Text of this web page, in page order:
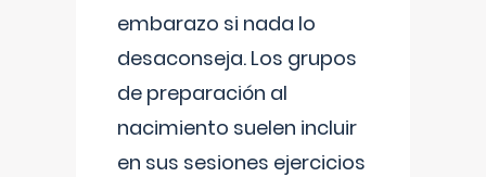
embarazo si nada lo
desaconseja. Los grupos
de preparación al
nacimiento suelen incluir
en sus sesiones ejercicios